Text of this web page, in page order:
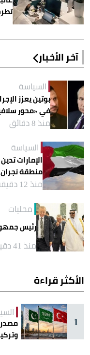
تطرح 5891 وظيفة
آخر الأخبار
السياسة
بوتين يعزز
في «محور
منذ 8 دقائق
السياسة
الإمارات
منطقة نجران
منذ 12 دقيقة
محليات
رئيس
منذ 41 دقيقة
الأكثر قراءة
1